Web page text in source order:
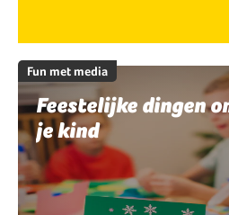
Fun met media
Feestelijke dingen
je kind